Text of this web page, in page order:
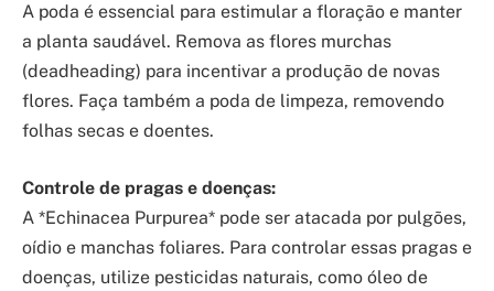
A poda é essencial para estimular a floração e manter
a planta saudável. Remova as flores murchas
(deadheading) para incentivar a produção de novas
flores. Faça também a poda de limpeza, removendo
folhas secas e doentes.
Controle de pragas e doenças:
A *Echinacea Purpurea* pode ser atacada por pulgões,
oídio e manchas foliares. Para controlar essas pragas e
doenças, utilize pesticidas naturais, como óleo de